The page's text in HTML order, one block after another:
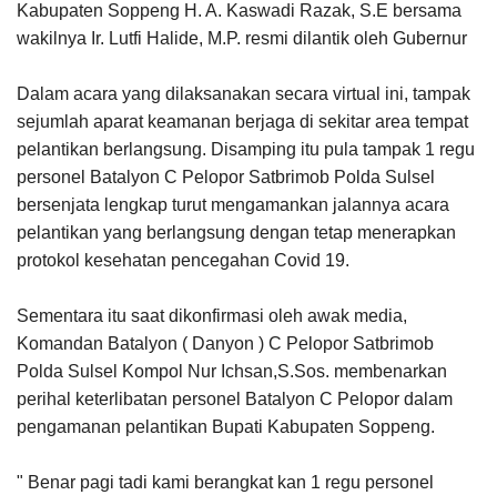
Kabupaten Soppeng H. A. Kaswadi Razak, S.E bersama
wakilnya Ir. Lutfi Halide, M.P. resmi dilantik oleh Gubernur
Dalam acara yang dilaksanakan secara virtual ini, tampak
sejumlah aparat keamanan berjaga di sekitar area tempat
pelantikan berlangsung. Disamping itu pula tampak 1 regu
personel Batalyon C Pelopor Satbrimob Polda Sulsel
bersenjata lengkap turut mengamankan jalannya acara
pelantikan yang berlangsung dengan tetap menerapkan
protokol kesehatan pencegahan Covid 19.
Sementara itu saat dikonfirmasi oleh awak media,
Komandan Batalyon ( Danyon ) C Pelopor Satbrimob
Polda Sulsel Kompol Nur Ichsan,S.Sos. membenarkan
perihal keterlibatan personel Batalyon C Pelopor dalam
pengamanan pelantikan Bupati Kabupaten Soppeng.
" Benar pagi tadi kami berangkat kan 1 regu personel